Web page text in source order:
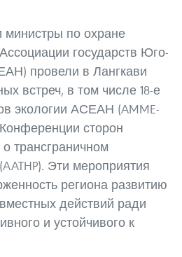
министры по охране
государств Юго-
провели в Лангкави
встреч, в том числе 18-е
экологии АСЕАН (AMME-
сторон
трансграничном
Эти мероприятия
региона развитию
действий ради
и устойчивого к